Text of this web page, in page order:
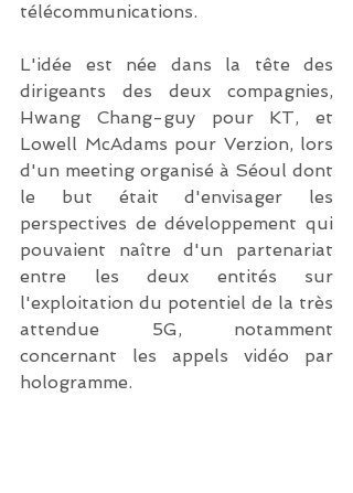
télécommunications.
L'idée est née dans la tête des
dirigeants des deux compagnies,
Hwang Chang-guy pour KT, et
Lowell McAdams pour Verzion, lors
d'un meeting organisé à Séoul dont
le but était d'envisager les
perspectives de développement qui
pouvaient naître d'un partenariat
entre les deux entités sur
l'exploitation du potentiel de la très
attendue 5G, notamment
concernant les appels vidéo par
hologramme.